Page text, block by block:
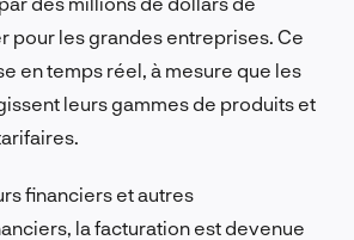
pour les grandes entreprises. Ce
en temps réel, à mesure que les
leurs gammes de produits et
financiers et autres
la facturation est devenue